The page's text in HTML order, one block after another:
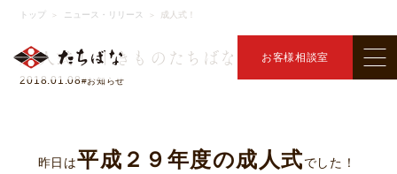
お客様相談室
ニュース・リリース
トップ ＞ ニュース・リリース ＞ 成人式！
成人式！ ｜きものたちばな諏訪店｜
2018.01.08#お知らせ
昨日は平成２９年度の成人式でした！